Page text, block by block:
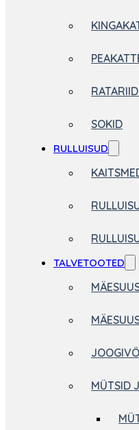
SOKID
RULLUISUD
TALVETOOTED
MÜTSID